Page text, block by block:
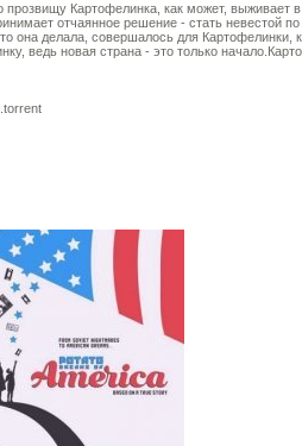
прозвищу Картофелинка, как может,
отчаянное решение - стать невестой
она делала, совершалось для Картофелинки,
ведь новая страна - это только